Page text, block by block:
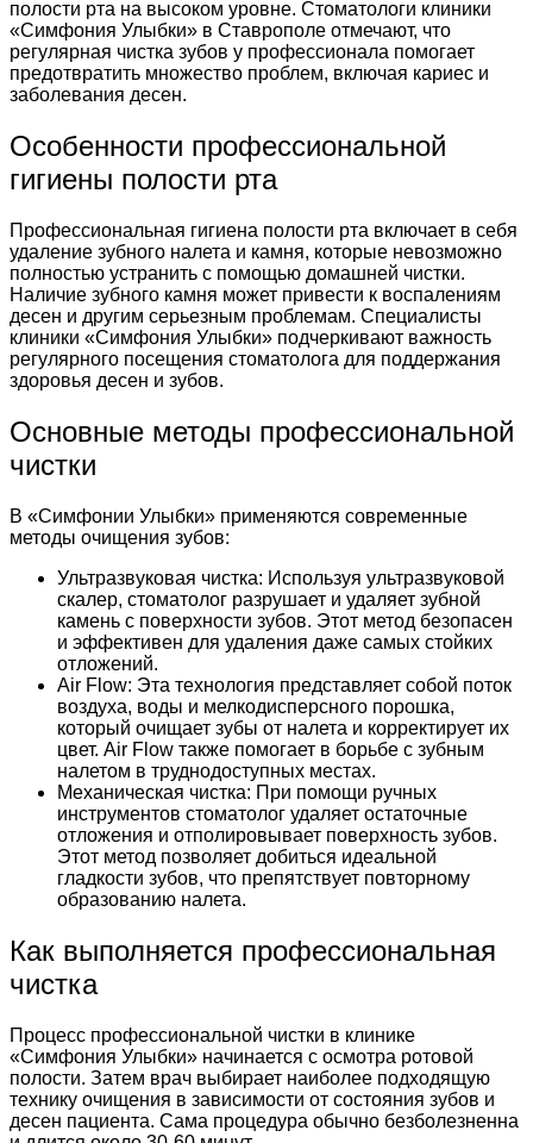
полости рта на высоком уровне. Стоматологи клиники
«Симфония Улыбки» в Ставрополе отмечают, что
регулярная чистка зубов у профессионала помогает
предотвратить множество проблем, включая кариес и
заболевания десен.
Особенности профессиональной
гигиены полости рта
Профессиональная гигиена полости рта включает в себя
удаление зубного налета и камня, которые невозможно
полностью устранить с помощью домашней чистки.
Наличие зубного камня может привести к воспалениям
десен и другим серьезным проблемам. Специалисты
клиники «Симфония Улыбки» подчеркивают важность
регулярного посещения стоматолога для поддержания
здоровья десен и зубов.
Основные методы профессиональной
чистки
В «Симфонии Улыбки» применяются современные
методы очищения зубов:
Ультразвуковая чистка: Используя ультразвуковой
скалер, стоматолог разрушает и удаляет зубной
камень с поверхности зубов. Этот метод безопасен
и эффективен для удаления даже самых стойких
отложений.
Air Flow: Эта технология представляет собой поток
воздуха, воды и мелкодисперсного порошка,
который очищает зубы от налета и корректирует их
цвет. Air Flow также помогает в борьбе с зубным
налетом в труднодоступных местах.
Механическая чистка: При помощи ручных
инструментов стоматолог удаляет остаточные
отложения и отполировывает поверхность зубов.
Этот метод позволяет добиться идеальной
гладкости зубов, что препятствует повторному
образованию налета.
Как выполняется профессиональная
чистка
Процесс профессиональной чистки в клинике
«Симфония Улыбки» начинается с осмотра ротовой
полости. Затем врач выбирает наиболее подходящую
технику очищения в зависимости от состояния зубов и
десен пациента. Сама процедура обычно безболезненна